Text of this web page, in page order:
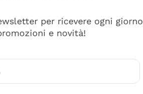
per ricevere ogni giorno
e novità!